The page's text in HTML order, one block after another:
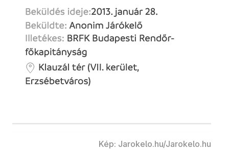
Kép: Jarokelo.hu/Jarokelo.hu